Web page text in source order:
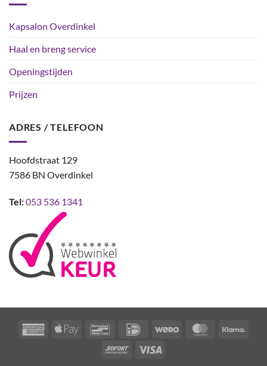
Kapsalon Overdinkel
Haal en breng service
Openingstijden
Prijzen
ADRES / TELEFOON
Hoofdstraat 129
7586 BN Overdinkel
Tel:053 536 1341
AmericanApple
BancontactIDeal Wero MasterCard
Sofort